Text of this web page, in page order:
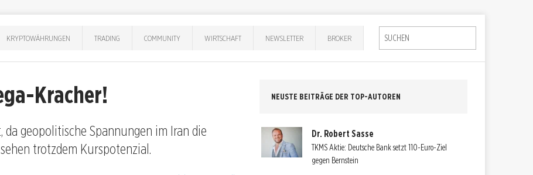
KRYPTOWÄHRUNGEN TRADING COMMUNITY WIRTSCHAFT NEWSLETTER BROKER
Kracher!
geopolitische Spannungen im Iran die
trotzdem Kurspotenzial.
NEUSTE BEITRÄGE DER TOP-AUTOREN
Dr. Robert Sasse
TKMS Aktie: Deutsche Bank setzt 110-Euro-Ziel
gegen Bernstein